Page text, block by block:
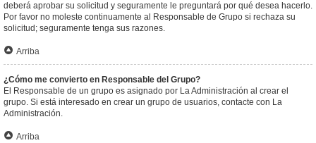
deberá aprobar su solicitud y seguramente le preguntará por qué desea hacerlo.
Por favor no moleste continuamente al Responsable de Grupo si rechaza su
solicitud; seguramente tenga sus razones.
Arriba
¿Cómo me convierto en Responsable del Grupo?
El Responsable de un grupo es asignado por La Administración al crear el
grupo. Si está interesado en crear un grupo de usuarios, contacte con La
Administración.
Arriba